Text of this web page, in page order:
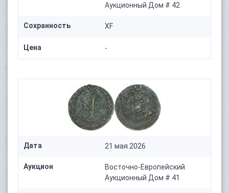
Аукционный Дом # 42
Сохранность XF
Цена -
Дата 21 мая 2026
Аукцион
Восточно-Европейский
Аукционный Дом # 41